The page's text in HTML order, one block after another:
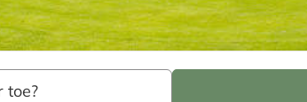
Golfreizen